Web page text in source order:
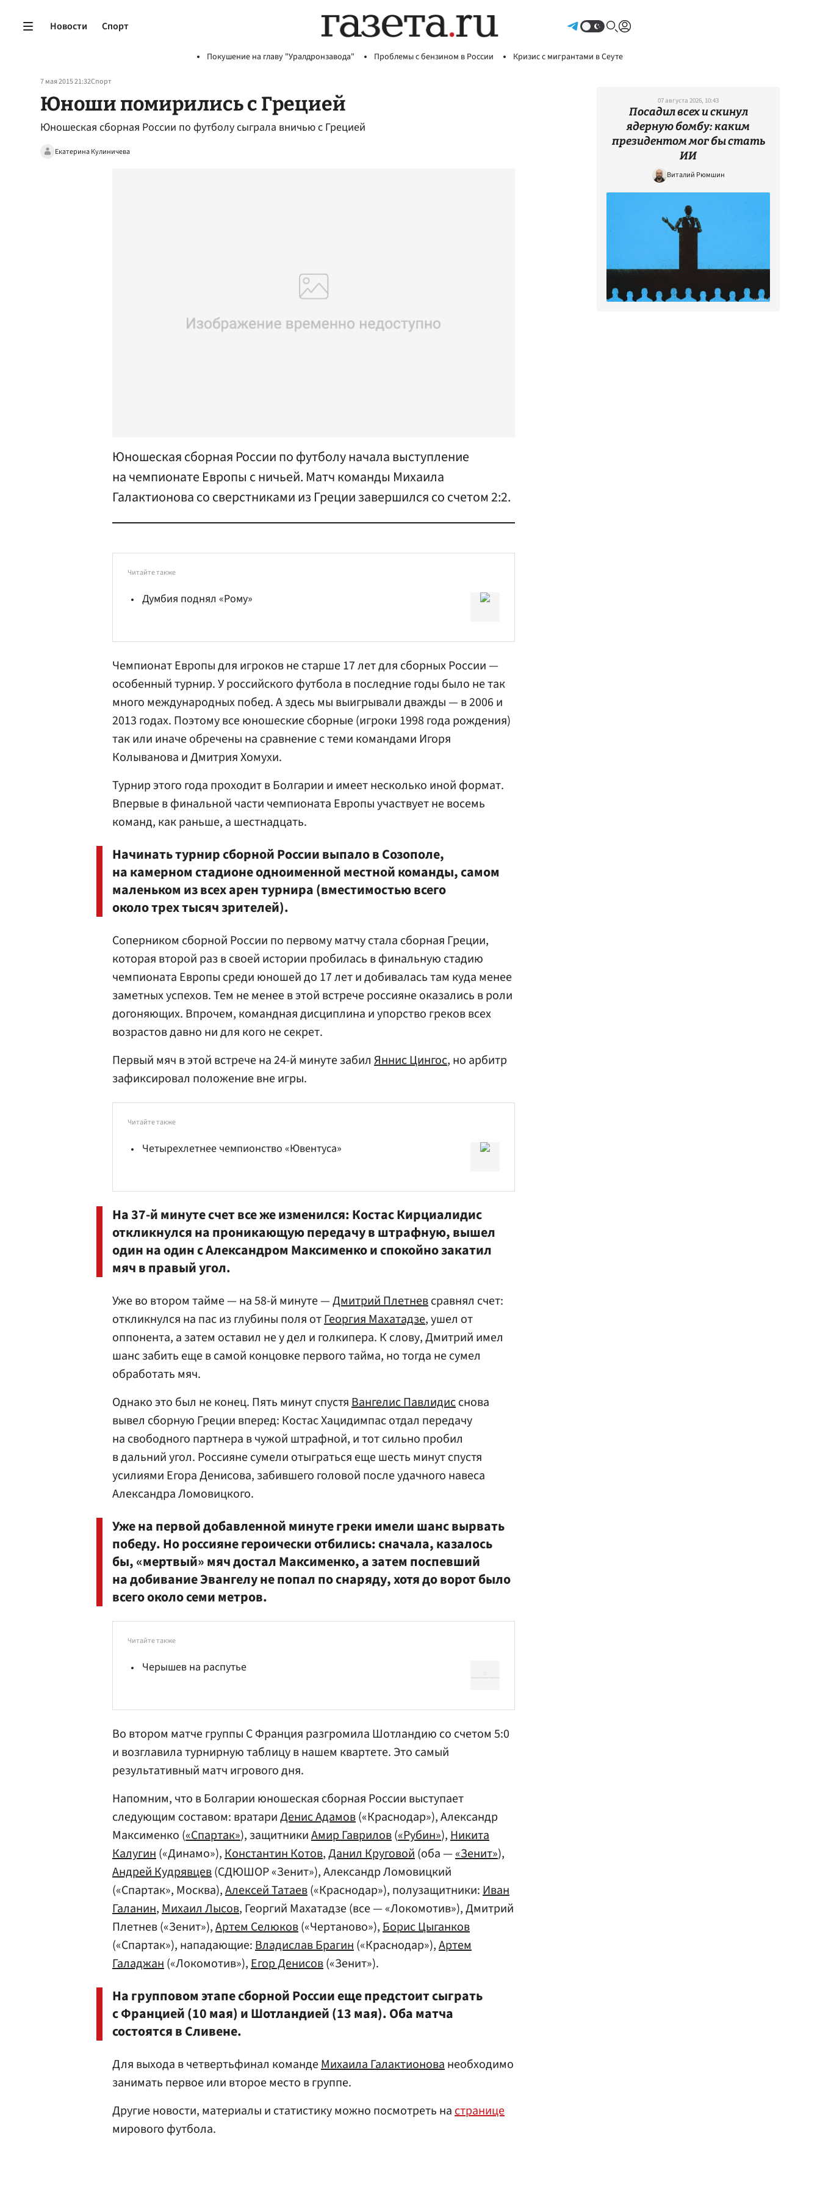
Новости Спорт
Покушение на главу "Уралдронзавода" Проблемы с бензином в России Кризис с мигрантами в Сеуте
7 мая 2015 21:32Спорт
Юноши помирились с Грецией
Юношеская сборная России по футболу сыграла вничью с Грецией
Екатерина Кулиничева
Юношеская сборная России по футболу начала выступление
на чемпионате Европы с ничьей. Матч команды Михаила
Галактионова со сверстниками из Греции завершился со счетом 2:2.
Читайте также
Думбия поднял «Рому»
Чемпионат Европы для игроков не старше 17 лет для сборных России —
особенный турнир. У российского футбола в последние годы было не так
много международных побед. А здесь мы выигрывали дважды — в 2006 и
2013 годах. Поэтому все юношеские сборные (игроки 1998 года рождения)
так или иначе обречены на сравнение с теми командами Игоря
Колыванова иДмитрия Хомухи.
Турнир этого года проходит в Болгарии и имеет несколько иной формат.
Впервые в финальной части чемпионата Европы участвует не восемь
команд, как раньше, а шестнадцать.
Начинать турнир сборной России выпало в Созополе,
на камерном стадионе одноименной местной команды, самом
маленьком из всех арен турнира (вместимостью всего
около трех тысяч зрителей).
Соперником сборной России по первому матчу стала сборная Греции,
которая второй раз в своей истории пробилась в финальную стадию
чемпионата Европы среди юношей до 17 лет и добивалась там куда менее
заметных успехов. Тем не менее в этой встрече россияне оказались в роли
догоняющих. Впрочем, командная дисциплина и упорство греков всех
возрастов давно ни для кого не секрет.
Первый мяч в этой встрече на 24-й минуте забил Яннис Цингос, но арбитр
зафиксировал положение вне игры.
Читайте также
Четырехлетнее чемпионство «Ювентуса»
На 37-й минуте счет все же изменился: Костас Кирциалидис
откликнулся на проникающую передачу в штрафную, вышел
один на один с Александром Максименкои спокойно закатил
мяч в правый угол.
Уже во втором тайме — на 58-й минуте —Дмитрий Плетневсравнял счет:
откликнулся на пас из глубины поля отГеоргия Махатадзе, ушел от
оппонента, а затем оставил не у дел и голкипера. К слову, Дмитрий имел
шанс забить еще в самой концовке первого тайма, но тогда не сумел
обработать мяч.
Однако это был не конец. Пять минут спустяВангелис Павлидисснова
вывел сборную Греции вперед: Костас Хацидимпас отдал передачу
на свободного партнера в чужой штрафной, и тот сильно пробил
в дальний угол. Россияне сумели отыграться еще шесть минут спустя
усилиями Егора Денисова, забившего головой после удачного навеса
Александра Ломовицкого.
Уже на первой добавленной минуте греки имели шанс вырвать
победу. Но россияне героически отбились: сначала, казалось
бы, «мертвый» мяч достал Максименко, а затем поспевший
на добивание Эвангелу не попал по снаряду, хотя до ворот было
всего около семи метров.
Читайте также
Черышев на распутье
Во втором матче группы С Франция разгромила Шотландию со счетом 5:0
и возглавила турнирную таблицу в нашем квартете. Это самый
результативный матч игрового дня.
Напомним, что в Болгарии юношеская сборная России выступает
следующим составом: вратариДенис Адамов(«Краснодар»), Александр
Максименко («Спартак»), защитникиАмир Гаврилов(«Рубин»),Никита
Калугин(«Динамо»),Константин Котов,Данил Круговой(оба —«Зенит»),
Андрей Кудрявцев(СДЮШОР «Зенит»), Александр Ломовицкий
(«Спартак», Москва),Алексей Татаев(«Краснодар»), полузащитники:Иван
Галанин,Михаил Лысов, Георгий Махатадзе (все — «Локомотив»), Дмитрий
Плетнев («Зенит»),Артем Селюков(«Чертаново»),Борис Цыганков
(«Спартак»), нападающие:Владислав Брагин(«Краснодар»),Артем
Галаджан(«Локомотив»),Егор Денисов(«Зенит»).
На групповом этапе сборной России еще предстоит сыграть
с Францией (10 мая) и Шотландией (13 мая). Оба матча
состоятся в Сливене.
Для выхода в четвертьфинал командеМихаила Галактионованеобходимо
занимать первое или второе место в группе.
Другие новости, материалы и статистику можно посмотреть настранице
мирового футбола.
07 августа 2026, 10:43
Посадил всех и скинул
ядерную бомбу: каким
президентом мог бы стать
ИИ
Виталий Рюмшин